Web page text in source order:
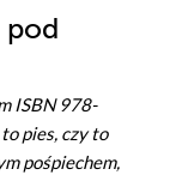
pod
ISBN 978-
pies, czy to
pośpiechem,